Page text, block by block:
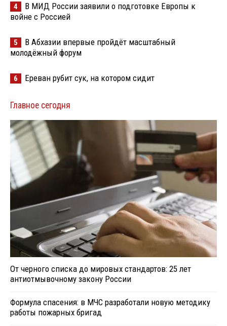
4
В МИД России заявили о подготовке Европы к
войне с Россией
5
В Абхазии впервые пройдёт масштабный
молодёжный форум
6 Ереван рубит сук, на котором сидит
Главное сегодня
От черного списка до мировых стандартов: 25 лет
антиотмывочному закону России
Формула спасения: в МЧС разработали новую методику
работы пожарных бригад